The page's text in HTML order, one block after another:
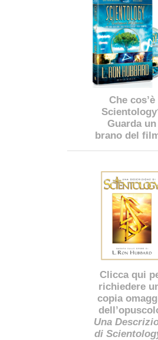
Che cos’è
Guarda un
brano del
Clicca qui
richiedere
copia
Una
di